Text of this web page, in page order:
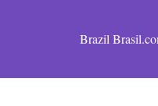
Brazil